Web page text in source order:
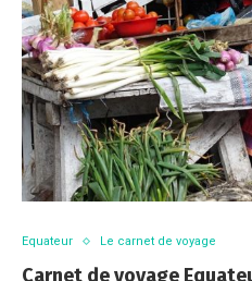
Equateur Le carnet de voyage
Carnet de voyage